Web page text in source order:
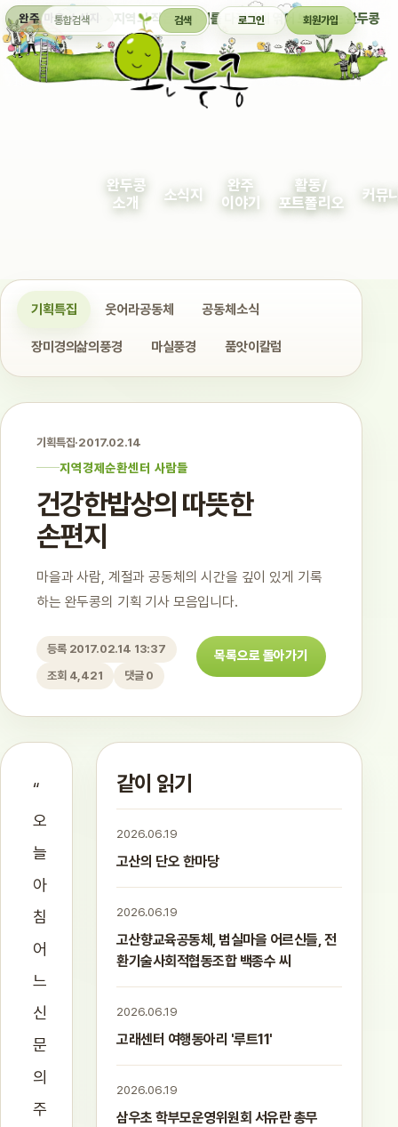
완주 마을 소식지 지역의 작은 이야기를 다정하게 엮어 보여주는 완두콩
통합검색 검색 로그인 회원가입
완두콩
소개
소식지
완주
이야기
활동/
포트폴리오
커뮤
기획특집 웃어라공동체 공동체소식
장미경의삶의풍경 마실풍경 품앗이칼럼
기획특집·2017.02.14
지역경제순환센터 사람들
건강한밥상의 따뜻한
손편지
마을과 사람, 계절과 공동체의 시간을 깊이 있게 기록
하는 완두콩의 기획 기사 모음입니다.
등록 2017.02.14 13:37
조회 4,421
댓글 0
목록으로 돌아가기
“
오
늘
아
침
어
느
신
문
의
주
같이 읽기
2026.06.19
고산의 단오 한마당
2026.06.19
고산향교육공동체, 범실마을 어르신들, 전
환기술사회적협동조합 백종수 씨
2026.06.19
고래센터 여행동아리 '루트11'
2026.06.19
삼우초 학부모운영위원회 서유란 총무